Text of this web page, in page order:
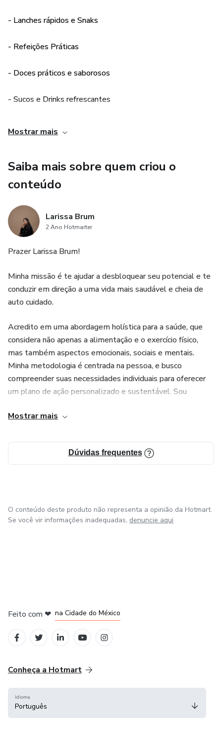
- Lanches rápidos e Snaks
- Refeições Práticas
- Doces práticos e saborosos
- Sucos e Drinks refrescantes
- 7 Dicas para sua jornada ao emagrecimento de sucesso
- A Tomada de Consciência e Decisão para o Seu Processo
de Emagrecimento de Sucesso
Mostrar mais
Saiba mais sobre quem criou o
conteúdo
Larissa Brum
2 Ano Hotmarter
Prazer Larissa Brum!
Minha missão é te ajudar a desbloquear seu potencial e te
conduzir em direção a uma vida mais saudável e cheia de
auto cuidado.
Acredito em uma abordagem holística para a saúde, que
considera não apenas a alimentação e o exercício físico,
mas também aspectos emocionais, sociais e mentais.
Minha metodologia é centrada na pessoa, e busco
compreender suas necessidades individuais para oferecer
um plano de ação personalizado e sustentável. Sou
(Universidade de São Paulo) e também estou concluindo
Nutrição Esportiva e Obesidade, também pela USP, o que
me confere o conhecimento necessário para oferecer
obstáculos e alcançar seus objetivos de saúde e bem-
estar.
Mostrar mais
Dúvidas frequentes
O conteúdo deste produto não representa a opinião da Hotmart.
Se você vir informações inadequadas, denuncie aqui
Feito com ❤ na Cidade do México
Conheça a Hotmart
Idioma
Português